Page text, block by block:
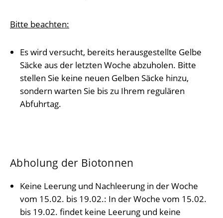
Bitte beachten:
Es wird versucht, bereits herausgestellte Gelbe
Säcke aus der letzten Woche abzuholen. Bitte
stellen Sie keine neuen Gelben Säcke hinzu,
sondern warten Sie bis zu Ihrem regulären
Abfuhrtag.
Abholung der Biotonnen
Keine Leerung und Nachleerung in der Woche
vom 15.02. bis 19.02.: In der Woche vom 15.02.
bis 19.02. findet keine Leerung und keine